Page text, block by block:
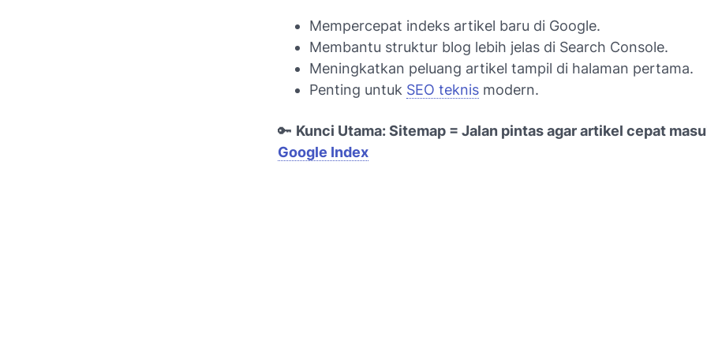
Mempercepat indeks artikel baru di Google.
Membantu struktur blog lebih jelas di Search Console.
Meningkatkan peluang artikel tampil di halaman pertama.
Penting untuk SEO teknis modern.
🔑 Kunci Utama: Sitemap = Jalan pintas agar artikel cepat
Google Index